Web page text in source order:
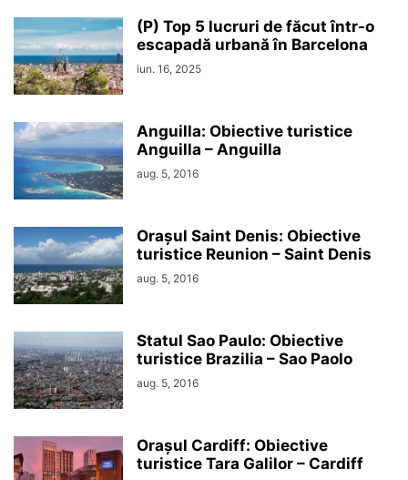
(P) Top 5 lucruri de făcut într-o
escapadă urbană în Barcelona
iun. 16, 2025
Anguilla: Obiective turistice
Anguilla – Anguilla
aug. 5, 2016
Orașul Saint Denis: Obiective
turistice Reunion – Saint Denis
aug. 5, 2016
Statul Sao Paulo: Obiective
turistice Brazilia – Sao Paolo
aug. 5, 2016
Orașul Cardiff: Obiective
turistice Tara Galilor – Cardiff